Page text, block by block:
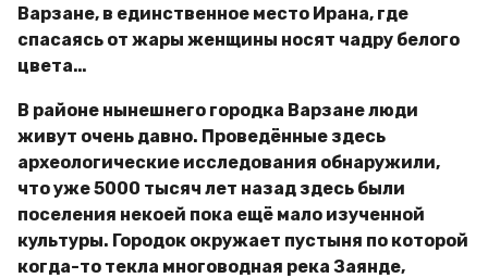
Варзане, в единственное место Ирана, где
спасаясь от жары женщины носят чадру белого
цвета…
В районе нынешнего городка Варзане люди
живут очень давно. Проведённые здесь
археологические исследования обнаружили,
что уже 5000 тысяч лет назад здесь были
поселения некоей пока ещё мало изученной
культуры. Городок окружает пустыня по которой
когда-то текла многоводная река Заянде,